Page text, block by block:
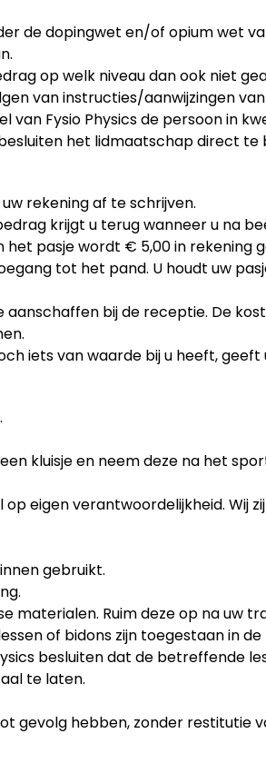
de dopingwet en/of opium wet
op welk niveau dan ook niet
van instructies/aanwijzingen
Fysio Physics de persoon in
het lidmaatschap direct te
rekening af te schrijven.
krijgt u terug wanneer u na
het pasje wordt € 5,00 in rekening
tot het pand. U houdt uw
bij de receptie. De
iets van waarde bij u heeft, geeft
kluisje en neem deze na het
eigen verantwoordelijkheid. Wij
gebruikt.
materialen. Ruim deze op na uw
of bidons zijn toegestaan in de
besluiten dat de betreffende
te laten.
gevolg hebben, zonder restitutie